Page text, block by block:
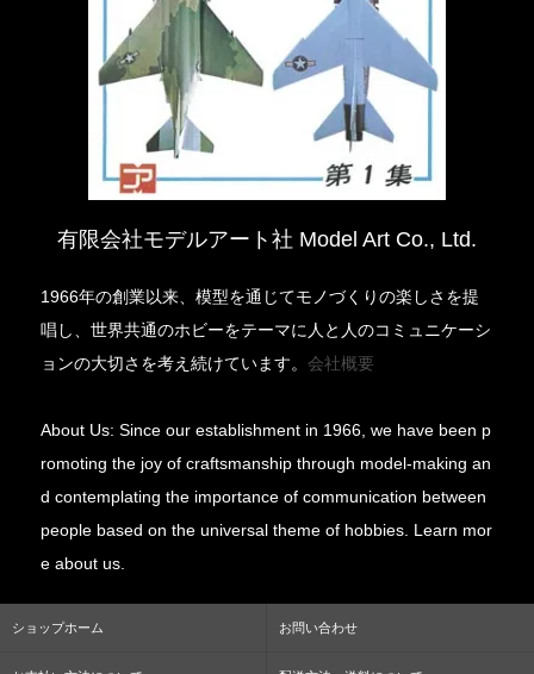
有限会社モデルアート社 Model Art Co., Ltd.
1966年の創業以来、模型を通じてモノづくりの楽しさを提
唱し、世界共通のホビーをテーマに人と人のコミュニケーシ
ョンの大切さを考え続けています。会社概要
About Us: Since our establishment in 1966, we have been p
romoting the joy of craftsmanship through model-making an
d contemplating the importance of communication between
people based on the universal theme of hobbies. Learn mor
e about us.
ショップホーム お問い合わせ